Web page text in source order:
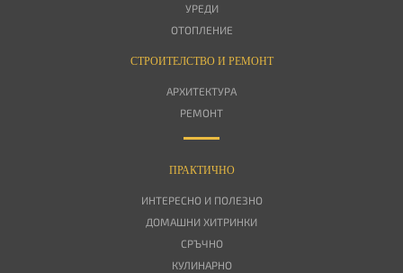
УРЕДИ
ОТОПЛЕНИЕ
СТРОИТЕЛСТВО И РЕМОНТ
АРХИТЕКТУРА
РЕМОНТ
ПРАКТИЧНО
ИНТЕРЕСНО И ПОЛЕЗНО
ДОМАШНИ ХИТРИНКИ
СРЪЧНО
КУЛИНАРНО